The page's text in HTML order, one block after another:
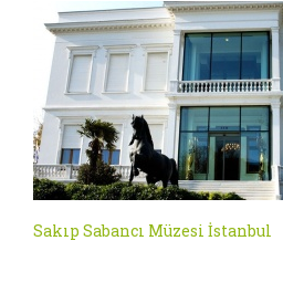
Sakıp Sabancı Müzesi İstanbul